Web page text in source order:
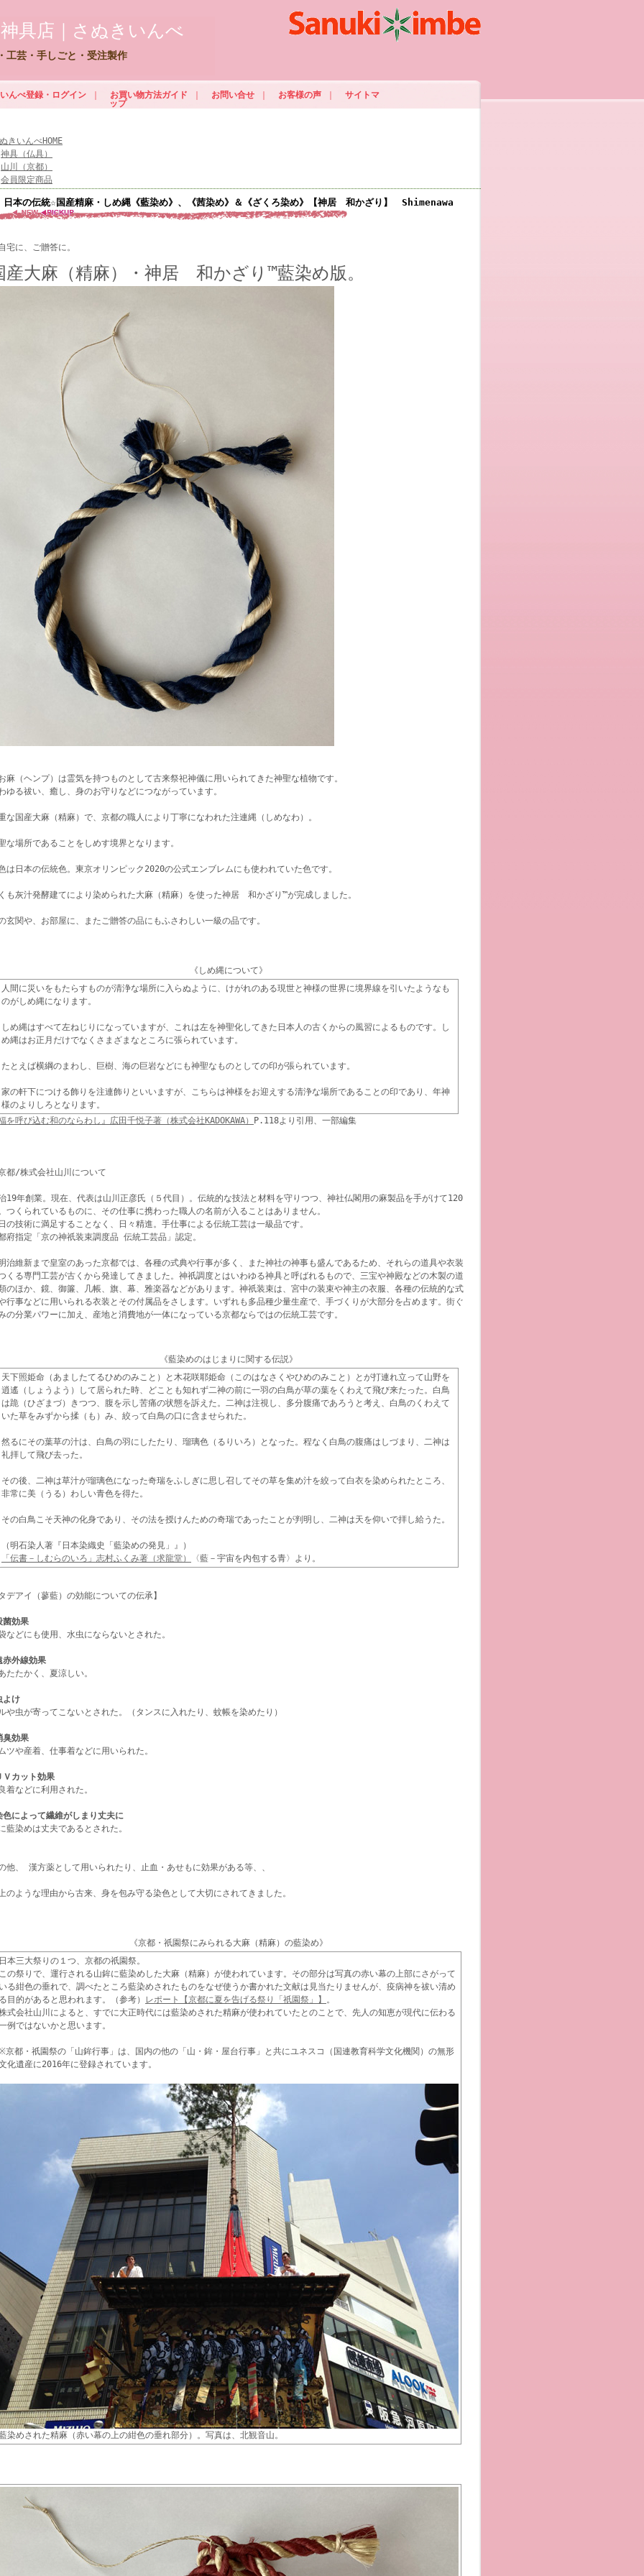
具店｜さぬきいんべ
工芸・手しごと・受注製作
んべ登録・ログイン お買い物方法ガイド お問い合せ お客様の声
サイトマ
ップ
きいんべHOME
神具（仏具）
山川（京都）
会員限定商品
日本の伝統☆国産精麻・しめ縄《藍染め》、《茜染め》＆《ざくろ染め》【神居 和かざり】 Shimenawa
宅に、ご贈答に。
産大麻（精麻）・神居 和かざり™藍染め版。
麻（ヘンプ）は霊気を持つものとして古来祭祀神儀に用いられてきた神聖な植物です。
ゆる祓い、癒し、身のお守りなどにつながっています。
な国産大麻（精麻）で、京都の職人により丁寧になわれた注連縄（しめなわ）。
な場所であることをしめす境界となります。
は日本の伝統色。東京オリンピック2020の公式エンブレムにも使われていた色です。
も灰汁発酵建てにより染められた大麻（精麻）を使った神居 和かざり™が完成しました。
玄関や、お部屋に、またご贈答の品にもふさわしい一級の品です。
《しめ縄について》
人間に災いをもたらすものが清浄な場所に入らぬように、けがれのある現世と神様の世界に境界線を引いたようなも
のがしめ縄になります。
しめ縄はすべて左ねじりになっていますが、これは左を神聖化してきた日本人の古くからの風習によるものです。し
め縄はお正月だけでなくさまざまなところに張られています。
たとえば横綱のまわし、巨樹、海の巨岩などにも神聖なものとしての印が張られています。
家の軒下につける飾りを注連飾りといいますが、こちらは神様をお迎えする清浄な場所であることの印であり、年神
様のよりしろとなります。
福を呼び込む和のならわし』広田千悦子著（株式会社KADOKAWA）
P.118より引用、一部編集
都/株式会社山川について
19年創業。現在、代表は山川正彦氏（５代目）。伝統的な技法と材料を守りつつ、神社仏閣用の麻製品を手がけて120
つくられているものに、その仕事に携わった職人の名前が入ることはありません。
の技術に満足することなく、日々精進。手仕事による伝統工芸は一級品です。
府指定「京の神祇装束調度品 伝統工芸品」認定。
治維新まで皇室のあった京都では、各種の式典や行事が多く、また神社の神事も盛んであるため、それらの道具や衣装
くる専門工芸が古くから発達してきました。神祇調度とはいわゆる神具と呼ばれるもので、三宝や神殿などの木製の道
のほか、鏡、御簾、几帳、旗、幕、雅楽器などがあります。神祇装束は、宮中の装束や神主の衣服、各種の伝統的な式
行事などに用いられる衣装とその付属品をさします。いずれも多品種少量生産で、手づくりが大部分を占めます。街ぐ
の分業パワーに加え、産地と消費地が一体になっている京都ならではの伝統工芸です。
《藍染めのはじまりに関する伝説》
天下照姫命（あましたてるひめのみこと）と木花咲耶姫命（このはなさくやひめのみこと）とが打連れ立って山野を
逍遙（しょうよう）して居られた時、どことも知れず二神の前に一羽の白鳥が草の葉をくわえて飛び来たった。白鳥
は跪（ひざまづ）きつつ、腹を示し苦痛の状態を訴えた。二神は注視し、多分腹痛であろうと考え、白鳥のくわえて
いた草をみずから揉（も）み、絞って白鳥の口に含ませられた。
然るにその葉草の汁は、白鳥の羽にしたたり、瑠璃色（るりいろ）となった。程なく白鳥の腹痛はしづまり、二神は
礼拝して飛び去った。
その後、二神は草汁が瑠璃色になった奇瑞をふしぎに思し召してその草を集め汁を絞って白衣を染められたところ、
非常に美（うる）わしい青色を得た。
その白鳥こそ天神の化身であり、その法を授けんための奇瑞であったことが判明し、二神は天を仰いで拝し給うた。
（明石染人著『日本染織史「藍染めの発見」』）
「伝書－しむらのいろ」志村ふくみ著（求龍堂）
〈藍－宇宙を内包する青〉より。
タデアイ（蓼藍）の効能についての伝承】
菌効果
などにも使用、水虫にならないとされた。
赤外線効果
たたかく、夏涼しい。
よけ
や虫が寄ってこないとされた。（タンスに入れたり、蚊帳を染めたり）
臭効果
ツや産着、仕事着などに用いられた。
Ｖカット効果
着などに利用された。
色によって繊維がしまり丈夫に
藍染めは丈夫であるとされた。
他、 漢方薬として用いられたり、止血・あせもに効果がある等、、
のような理由から古来、身を包み守る染色として大切にされてきました。
《京都・祇園祭にみられる大麻（精麻）の藍染め》
日本三大祭りの１つ、京都の祇園祭。
この祭りで、運行される山鉾に藍染めした大麻（精麻）が使われています。その部分は写真の赤い幕の上部にさがって
いる紺色の垂れで、調べたところ藍染めされたものをなぜ使うか書かれた文献は見当たりませんが、疫病神を祓い清め
る目的があると思われます。（参考）
レポート【京都に夏を告げる祭り「祇園祭」】 。
式会社山川によると、すでに大正時代には藍染めされた精麻が使われていたとのことで、先人の知恵が現代に伝わる
例ではないかと思います。
京都・祇園祭の「山鉾行事」は、国内の他の「山・鉾・屋台行事」と共にユネスコ（国連教育科学文化機関）の無形
化遺産に2016年に登録されています。
染めされた精麻（赤い幕の上の紺色の垂れ部分）。写真は、北観音山。